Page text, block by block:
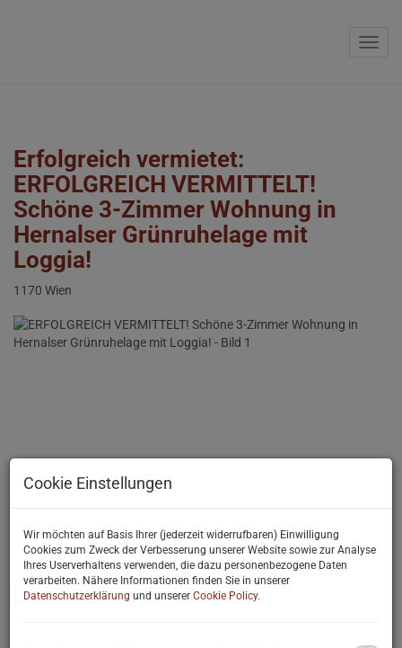
Erfolgreich vermietet:
ERFOLGREICH VERMITTELT!
Schöne 3-Zimmer Wohnung in
Hernalser Grünruhelage mit
Loggia!
1170 Wien
Cookie Einstellungen
Wir möchten auf Basis Ihrer (jederzeit widerrufbaren) Einwilligung
Cookies zum Zweck der Verbesserung unserer Website sowie zur Analyse
Ihres Userverhaltens verwenden, die dazu personenbezogene Daten
verarbeiten. Nähere Informationen finden Sie in unserer
Datenschutzerklärung und unserer Cookie Policy.